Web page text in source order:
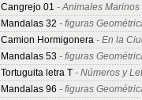
Cangrejo 01 - Animales Marinos
Mandalas 32 - figuras
Camion Hormigonera- En la
Mandalas 53 - figuras
Tortuguita letra T- Números y
Mandalas 96 - figuras